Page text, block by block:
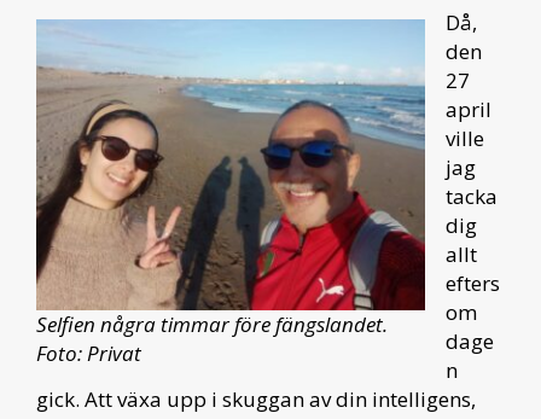
Selfien några timmar före fängslandet.
Foto: Privat
Då,
den
27
april
ville
jag
tacka
dig
allt
efters
om
dage
n
gick. Att växa upp i skuggan av din intelligens,